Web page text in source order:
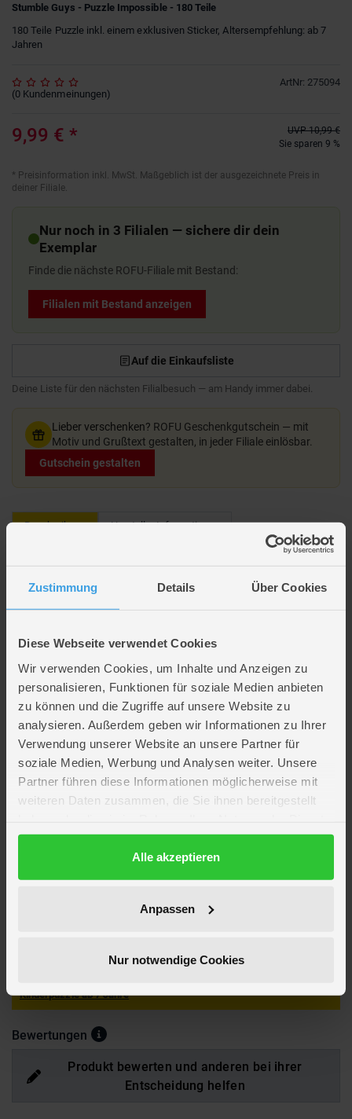
Zustimmung Details Über Cookies
Diese Webseite verwendet Cookies
Wir verwenden Cookies, um Inhalte und Anzeigen zu
personalisieren, Funktionen für soziale Medien anbieten
zu können und die Zugriffe auf unsere Website zu
analysieren. Außerdem geben wir Informationen zu Ihrer
Verwendung unserer Website an unsere Partner für
soziale Medien, Werbung und Analysen weiter. Unsere
Partner führen diese Informationen möglicherweise mit
weiteren Daten zusammen, die Sie ihnen bereitgestellt
gesammelt haben.
DatenschutzerklärungAlle akzeptieren
Anpassen
Nur notwendige Cookies
Stumble Guys - Puzzle Impossible - 180 Teile
180 Teile Puzzle inkl. einem exklusiven Sticker, Altersempfehlung: ab 7
Jahren
ArtNr: 275094
(0 Kundenmeinungen)
9,99 € * UVP 10,99 €
Sie sparen 9 %
* Preisinformation inkl. MwSt. Maßgeblich ist der ausgezeichnete Preis in
deiner Filiale.
Nur noch in 3 Filialen — sichere dir dein
Exemplar
Finde die nächste ROFU-Filiale mit Bestand:
Filialen mit Bestand anzeigen
Auf die Einkaufsliste
Deine Liste für den nächsten Filialbesuch — am Handy immer dabei.
Lieber verschenken? ROFU Geschenkgutschein — mit
Motiv und Grußtext gestalten, in jeder Filiale einlösbar.
Gutschein gestalten
Beschreibung Hersteller Informationen
Puzzle-Profis.
Artikelmerkmale
Material
Pappe/Karton
Altersempfehlung
ab 7 Jahre
Anzahl Teile
180
Verpackungsmaße
Länge ca. 20,5 cm
Breite ca. 20,3 cm
Höhe ca. 6,3 cm
Clementoni
Artikelnummer des Herstellers
29321
Kinderpuzzle ab 7 Jahre
Bewertungen
Produkt bewerten und anderen bei ihrer
Entscheidung helfen